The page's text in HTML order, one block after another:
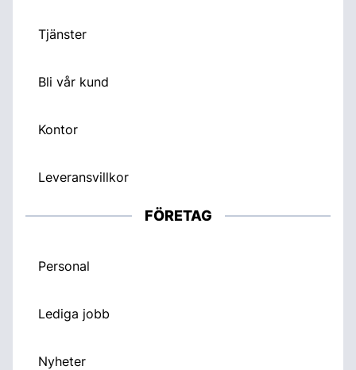
Tjänster
Bli vår kund
Kontor
Leveransvillkor
FÖRETAG
Personal
Lediga jobb
Nyheter